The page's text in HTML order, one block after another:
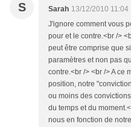
S Sarah 13/12/2010 11:04
J'ignore comment vous
pour et le contre.<br />
peut être comprise que
paramètres et non pas
contre.<br /> <br /> A ce
position, notre
ou moins des
du temps et du
nous en fonction de